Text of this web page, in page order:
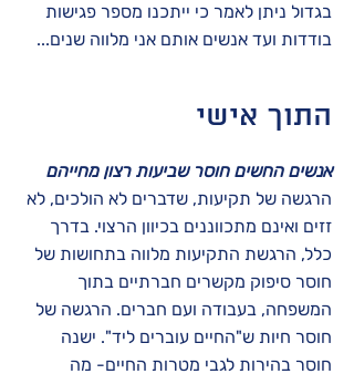
בגדול ניתן לאמר כי ייתכנו מספר פגישות
בודדות ועד אנשים אותם אני מלווה שנים...
התוך אישי
אנשים החשים חוסר שביעות רצון מחייהם
הרגשה של תקיעות, שדברים לא הולכים, לא
זזים ואינם מתכווננים בכיוון הרצוי. בדרך
כלל, הרגשת התקיעות מלווה בתחושות של
חוסר סיפוק מקשרים חברתיים בתוך
המשפחה, בעבודה ועם חברים. הרגשה של
חוסר חיות ש"החיים עוברים ליד". ישנה
חוסר בהירות לגבי מטרות החיים- מה